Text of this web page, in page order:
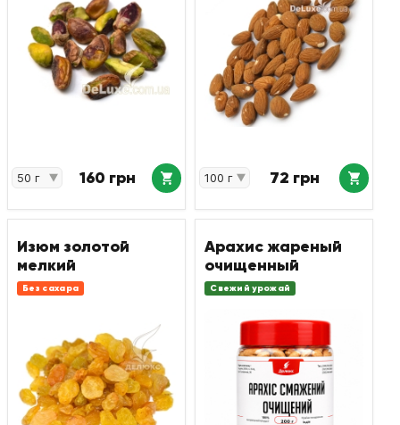
160 грн 72 грн
Изюм золотой
мелкий
Без сахара
Арахис жареный
очищенный
Свежий урожай